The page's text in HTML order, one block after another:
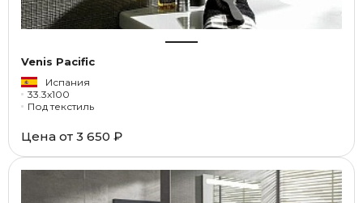
Venis Pacific
Испания
33.3x100
Под текстиль
Цена от 3 650 ₽